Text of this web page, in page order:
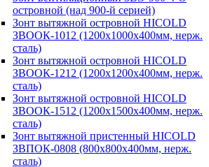
островной (над 900-й серией)
Зонт вытяжной островной HICOLD
ЗВООК-1012 (1200х1000х400мм, нерж.
сталь)
Зонт вытяжной островной HICOLD
ЗВООК-1212 (1200x1200x400мм, нерж.
сталь)
Зонт вытяжной островной HICOLD
ЗВООК-1512 (1200х1500х400мм, нерж.
сталь)
Зонт вытяжной пристенный HICOLD
ЗВПОК-0808 (800х800х400мм, нерж.
сталь)